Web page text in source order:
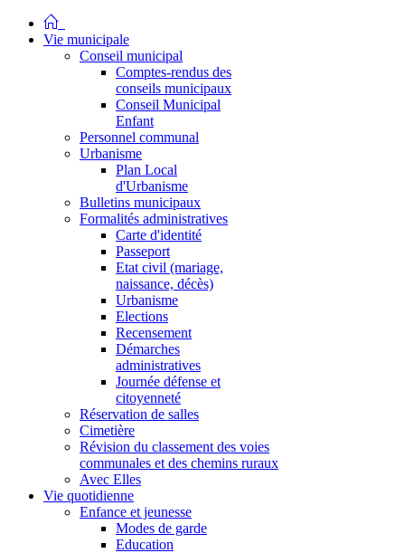
Vie municipale
Conseil municipal
Comptes-rendus des
conseils municipaux
Conseil Municipal
Enfant
Personnel communal
Urbanisme
Plan Local
d'Urbanisme
Bulletins municipaux
Formalités administratives
Carte d'identité
Passeport
Etat civil (mariage,
naissance, décès)
Urbanisme
Elections
Recensement
Démarches
administratives
Journée défense et
citoyenneté
Réservation de salles
Cimetière
Révision du classement des voies
communales et des chemins ruraux
Avec Elles
Vie quotidienne
Enfance et jeunesse
Modes de garde
Education